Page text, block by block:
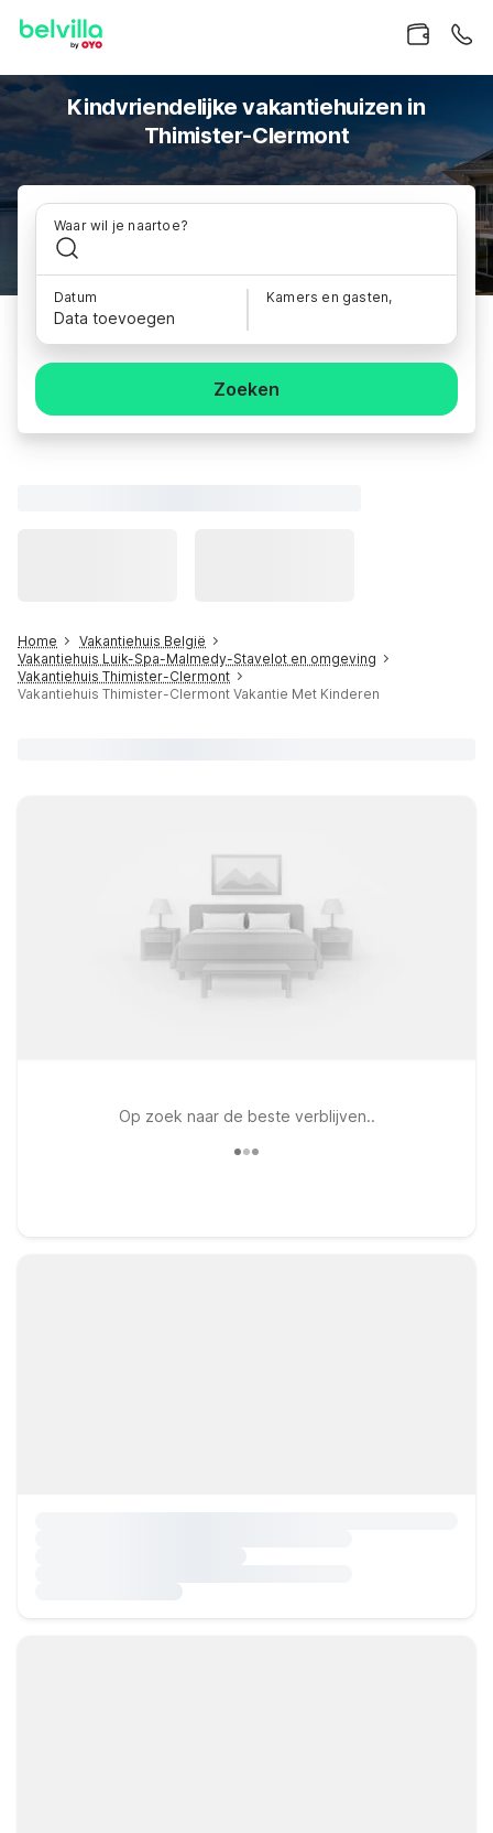
Kindvriendelijke vakantiehuizen in
Thimister-Clermont
Waar wil je naartoe?
Datum
Data toevoegen
Kamers en gasten,
Zoeken
Home
Vakantiehuis België
Vakantiehuis Luik-Spa-Malmedy-Stavelot en omgeving
Vakantiehuis Thimister-Clermont
Vakantiehuis Thimister-Clermont Vakantie Met Kinderen
Op zoek naar de beste verblijven..